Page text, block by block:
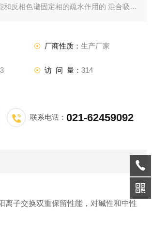
和反相色谱固定相的疏水作用的 混合吸附
厂商性质： 生产厂家
访 问 量： 314
联系电话： 021-62459092
离子交换双重保留性能，对碱性和中性